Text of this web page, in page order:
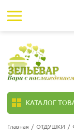
КАТАЛОГ
Главная / ОТДУШКИ /